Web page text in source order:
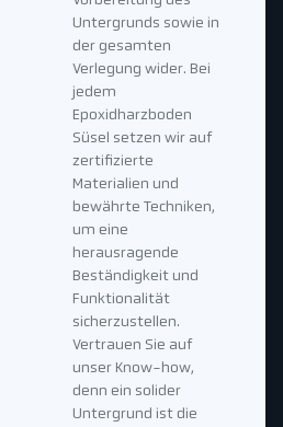
Untergrunds sowie in
der gesamten
Verlegung wider. Bei
jedem
Epoxidharzboden
Süsel setzen wir auf
zertifizierte
Materialien und
bewährte Techniken,
um eine
herausragende
Beständigkeit und
Funktionalität
sicherzustellen.
Vertrauen Sie auf
unser Know-how,
denn ein solider
Untergrund ist die